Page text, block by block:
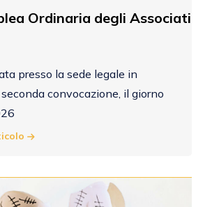
Ordinaria degli Associati
presso la sede legale in
convocazione, il giorno